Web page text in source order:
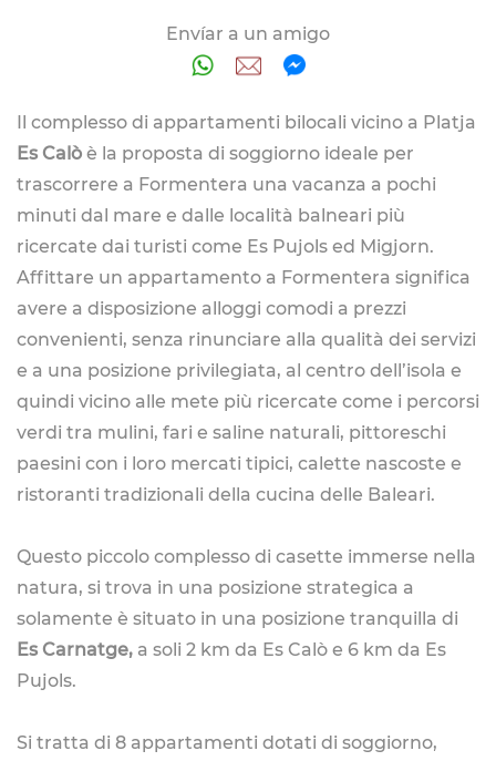
Envíar a un amigo
Il complesso di appartamenti bilocali vicino a Platja
Es Calò è la proposta di soggiorno ideale per
trascorrere a Formentera una vacanza a pochi
minuti dal mare e dalle località balneari più
ricercate dai turisti come Es Pujols ed Migjorn.
Affittare un appartamento a Formentera significa
avere a disposizione alloggi comodi a prezzi
convenienti, senza rinunciare alla qualità dei servizi
e a una posizione privilegiata, al centro dell’isola e
quindi vicino alle mete più ricercate come i percorsi
verdi tra mulini, fari e saline naturali, pittoreschi
paesini con i loro mercati tipici, calette nascoste e
ristoranti tradizionali della cucina delle Baleari.
Questo piccolo complesso di casette immerse nella
natura, si trova in una posizione strategica a
solamente è situato in una posizione tranquilla di
Es Carnatge, a soli 2 km da Es Calò e 6 km da Es
Pujols.
Si tratta di 8 appartamenti dotati di soggiorno,